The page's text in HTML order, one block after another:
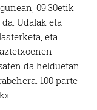
09:30etik
Udalak eta
eta
da helduetan
100 parte